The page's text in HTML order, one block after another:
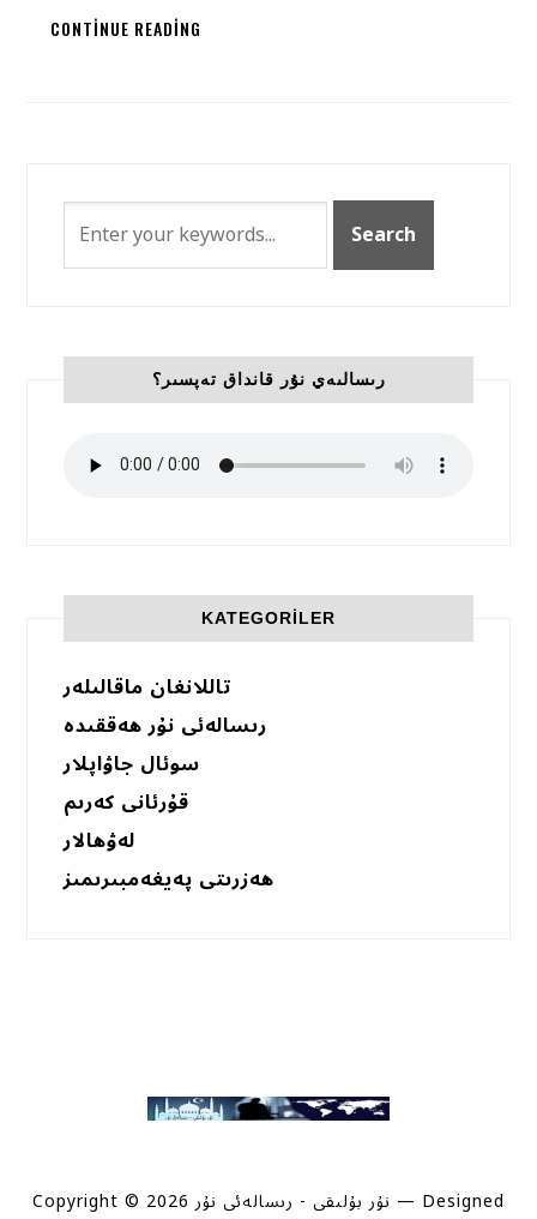
CONTINUE READING
رىسالىەي نۇر قانداق تەپسىر؟
KATEGORILER
تاللانغان ماقالىلەر
رىسالەئى نۇر ھەققىدە
سوئال جاۋاپلار
قۇرئانى كەرىم
لەۋھالار
ھەزرىتى پەيغەمبىرىمىز
Copyright © 2026 نۇر بۇلىقى - رىسالەئى نۇر — Designed